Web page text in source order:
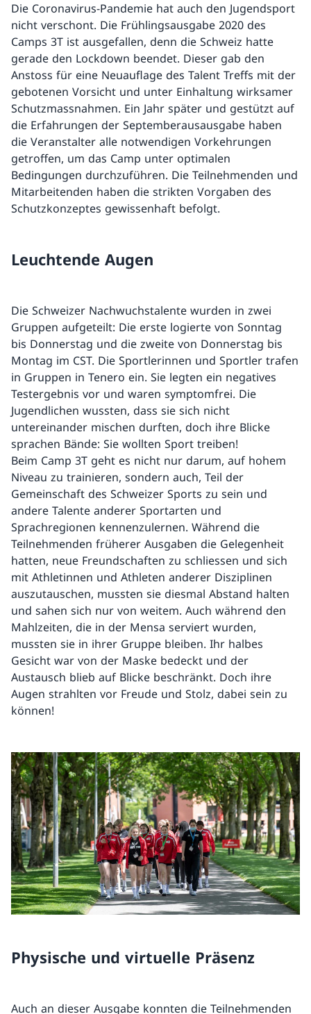
Die Coronavirus-Pandemie hat auch den Jugendsport
nicht verschont. Die Frühlingsausgabe 2020 des
Camps 3T ist ausgefallen, denn die Schweiz hatte
gerade den Lockdown beendet. Dieser gab den
Anstoss für eine Neuauflage des Talent Treffs mit der
gebotenen Vorsicht und unter Einhaltung wirksamer
Schutzmassnahmen. Ein Jahr später und gestützt auf
die Erfahrungen der Septemberausausgabe haben
die Veranstalter alle notwendigen Vorkehrungen
getroffen, um das Camp unter optimalen
Bedingungen durchzuführen. Die Teilnehmenden und
Mitarbeitenden haben die strikten Vorgaben des
Schutzkonzeptes gewissenhaft befolgt.
Leuchtende Augen
Die Schweizer Nachwuchstalente wurden in zwei
Gruppen aufgeteilt: Die erste logierte von Sonntag
bis Donnerstag und die zweite von Donnerstag bis
Montag im CST. Die Sportlerinnen und Sportler trafen
in Gruppen in Tenero ein. Sie legten ein negatives
Testergebnis vor und waren symptomfrei. Die
Jugendlichen wussten, dass sie sich nicht
untereinander mischen durften, doch ihre Blicke
sprachen Bände: Sie wollten Sport treiben!
Beim Camp 3T geht es nicht nur darum, auf hohem
Niveau zu trainieren, sondern auch, Teil der
Gemeinschaft des Schweizer Sports zu sein und
andere Talente anderer Sportarten und
Sprachregionen kennenzulernen. Während die
Teilnehmenden früherer Ausgaben die Gelegenheit
hatten, neue Freundschaften zu schliessen und sich
mit Athletinnen und Athleten anderer Disziplinen
auszutauschen, mussten sie diesmal Abstand halten
und sahen sich nur von weitem. Auch während den
Mahlzeiten, die in der Mensa serviert wurden,
mussten sie in ihrer Gruppe bleiben. Ihr halbes
Gesicht war von der Maske bedeckt und der
Austausch blieb auf Blicke beschränkt. Doch ihre
Augen strahlten vor Freude und Stolz, dabei sein zu
können!
Physische und virtuelle Präsenz
Auch an dieser Ausgabe konnten die Teilnehmenden